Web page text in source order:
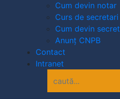
Cum devin notar
Curs de
Cum devin
Anunț CNPB
Contact
Intranet